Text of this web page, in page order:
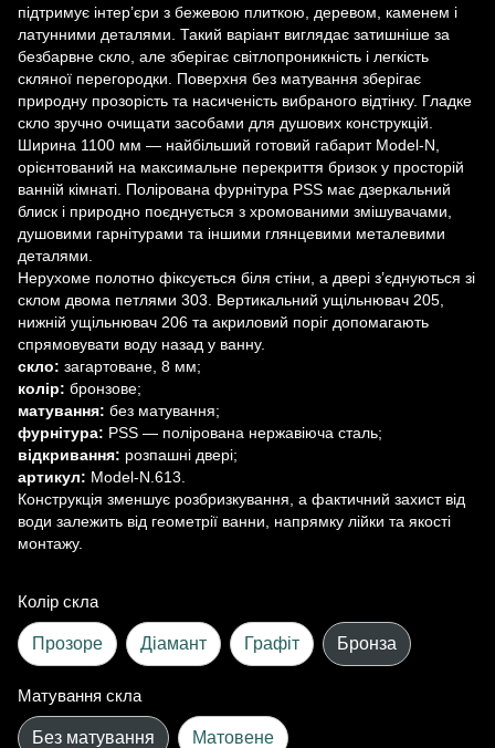
підтримує інтер’єри з бежевою плиткою, деревом, каменем і
латунними деталями. Такий варіант виглядає затишніше за
безбарвне скло, але зберігає світлопроникність і легкість
скляної перегородки. Поверхня без матування зберігає
природну прозорість та насиченість вибраного відтінку. Гладке
скло зручно очищати засобами для душових конструкцій.
Ширина 1100 мм — найбільший готовий габарит Model-N,
орієнтований на максимальне перекриття бризок у просторій
ванній кімнаті. Полірована фурнітура PSS має дзеркальний
блиск і природно поєднується з хромованими змішувачами,
душовими гарнітурами та іншими глянцевими металевими
деталями.
Нерухоме полотно фіксується біля стіни, а двері з’єднуються зі
склом двома петлями 303. Вертикальний ущільнювач 205,
нижній ущільнювач 206 та акриловий поріг допомагають
спрямовувати воду назад у ванну.
скло: загартоване, 8 мм;
колір: бронзове;
матування: без матування;
фурнітура: PSS — полірована нержавіюча сталь;
відкривання: розпашні двері;
артикул: Model-N.613.
Конструкція зменшує розбризкування, а фактичний захист від
води залежить від геометрії ванни, напрямку лійки та якості
монтажу.
Колір скла
Прозоре Діамант Графіт Бронза
Матування скла
Без матування Матовене